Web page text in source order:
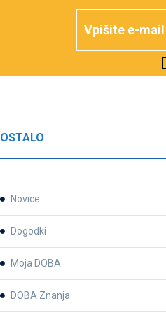
OSTALO
Novice
Dogodki
Moja DOBA
DOBA Znanja